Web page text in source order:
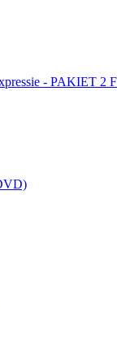
- PAKIET